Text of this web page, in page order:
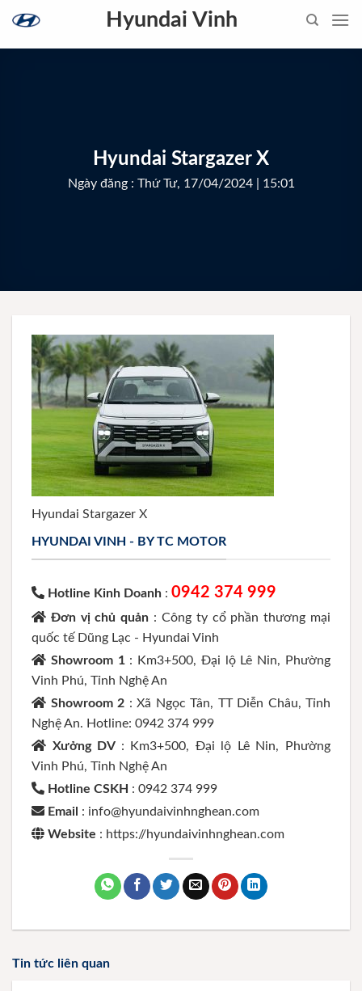
content
Hyundai Vinh
Hyundai Stargazer X
Ngày đăng : Thứ Tư, 17/04/2024 | 15:01
Hyundai Stargazer X
HYUNDAI VINH - BY TC MOTOR
Hotline Kinh Doanh : 0942 374 999
Đơn vị chủ quản : Công ty cổ phần thương mại
quốc tế Dũng Lạc - Hyundai Vinh
Showroom 1 : Km3+500, Đại lộ Lê Nin, Phường
Vinh Phú, Tỉnh Nghệ An
Showroom 2 : Xã Ngọc Tân, TT Diễn Châu, Tỉnh
Nghệ An. Hotline: 0942 374 999
Xưởng DV : Km3+500, Đại lộ Lê Nin, Phường
Vinh Phú, Tỉnh Nghệ An
Hotline CSKH : 0942 374 999
Email : info@hyundaivinhnghean.com
Website : https://hyundaivinhnghean.com
Tin tức liên quan